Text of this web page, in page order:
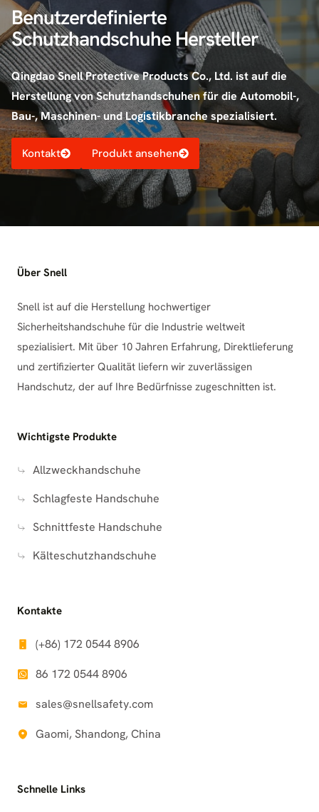
Benutzerdefinierte
Schutzhandschuhe Hersteller
Qingdao Snell Protective Products Co., Ltd. ist auf die
Herstellung von Schutzhandschuhen für die Automobil-,
Bau-, Maschinen- und Logistikbranche spezialisiert.
Kontakt Produkt ansehen
Über Snell
Snell ist auf die Herstellung hochwertiger
Sicherheitshandschuhe für die Industrie weltweit
spezialisiert. Mit über 10 Jahren Erfahrung, Direktlieferung
und zertifizierter Qualität liefern wir zuverlässigen
Handschutz, der auf Ihre Bedürfnisse zugeschnitten ist.
Wichtigste Produkte
Allzweckhandschuhe
Schlagfeste Handschuhe
Schnittfeste Handschuhe
Kälteschutzhandschuhe
Kontakte
(+86) 172 0544 8906
86 172 0544 8906
sales@snellsafety.com
Gaomi, Shandong, China
Schnelle Links